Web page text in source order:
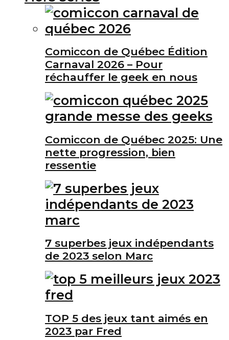
Comiccon de Québec Édition
Carnaval 2026 – Pour
réchauffer le geek en nous
Comiccon de Québec 2025: Une
nette progression, bien
ressentie
7 superbes jeux indépendants
de 2023 selon Marc
TOP 5 des jeux tant aimés en
2023 par Fred